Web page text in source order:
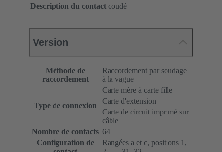
Description du contact coudé
Version
Méthode de
raccordement
Raccordement par soudage
à la vague
Type de connexion
Carte mère à carte fille
Carte d'extension
Carte de circuit imprimé sur
câble
Nombre de contacts 64
Configuration de
Rangées a et c, positions 1,